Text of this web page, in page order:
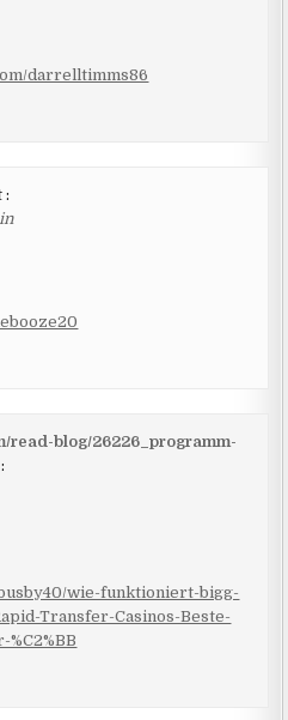
darrelltimms86
:
read-blog/26226_programm-
wie-funktioniert-bigg-
Transfer-Casinos-Beste-